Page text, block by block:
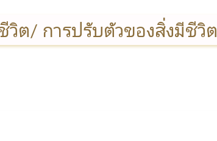
ต/ การปรับตัวของสิ่งมีชีวิต